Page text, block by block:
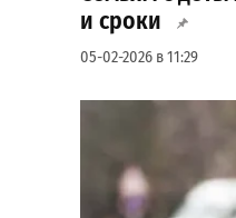
и сроки
05-02-2026 в 11:29